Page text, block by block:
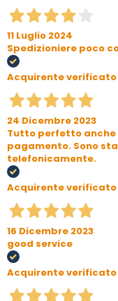
11 Luglio 2024
Spedizioniere poco
Acquirente verificato
24 Dicembre 2023
Tutto perfetto anche
pagamento. Sono
telefonicamente.
Acquirente verificato
16 Dicembre 2023
good service
Acquirente verificato